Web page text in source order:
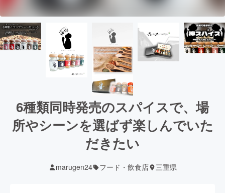
6種類同時発売のスパイスで、場
所やシーンを選ばず楽しんでいた
だきたい
marugen24 フード・飲食店 三重県